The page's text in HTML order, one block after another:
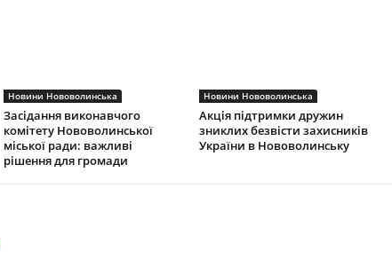
Новини Нововолинська
Засідання виконавчого
комітету Нововолинської
міської ради: важливі
рішення для громади
Новини Нововолинська
Акція підтримки дружин
зниклих безвісти захисників
України в Нововолинську